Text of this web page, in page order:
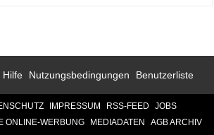
Hilfe Nutzungsbedingungen Benutzerliste
IMPRESSUM RSS-FEED
JOBS
ONLINE-WERBUNG
MEDIADATEN AGB ARCHIV